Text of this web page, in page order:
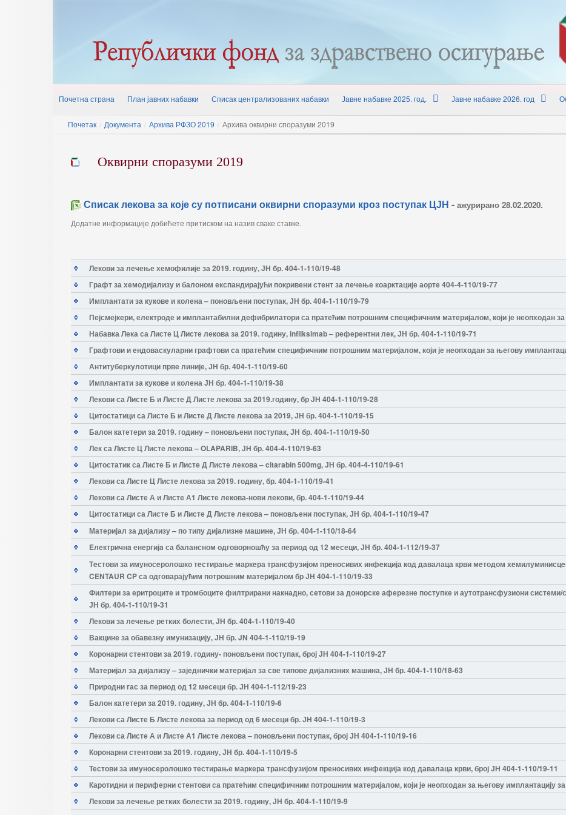
Почетна страна План јавних набавки Списак централизованих набавки Јавне набавке 2025. год. Јавне набавке 2026. год
Почетак / Документа / Архива РФЗО 2019 / Архива оквирни споразуми 2019
Оквирни споразуми 2019
Списак лекова за које су потписани оквирни споразуми кроз поступак ЦЈН - ажурирано 28.02.2020.
Додатне информације добићете притиском на назив сваке ставке.
Лекови за лечење хемофилије за 2019. годину, ЈН бр. 404-1-110/19-48
Графт за хемодијализу и балоном експандирајући покривени стент за лечење коарктације аорте 404-4-110/19-77
Имплантати за кукове и колена – поновљени поступак, ЈН бр. 404-1-110/19-79
Пејсмејкери, електроде и имплантабилни дефибрилатори са пратећим потрошним специфичним материјалом, који је неопходан
Набавка Лека са Листе Ц Листе лекова за 2019. годину, infliksimab – референтни лек, ЈН бр. 404-1-110/19-71
Графтови и ендоваскуларни графтови са пратећим специфичним потрошним материјалом, који је неопходан за његову
Антитуберкулотици прве линије, ЈН бр. 404-1-110/19-60
Имплантати за кукове и колена ЈН бр. 404-1-110/19-38
Лекови са Листе Б и Листе Д Листе лекова за 2019.годину, бр ЈН 404-1-110/19-28
Цитостатици са Листе Б и Листе Д Листе лекова за 2019, ЈН бр. 404-1-110/19-15
Балон катетери за 2019. годину – поновљени поступак, ЈН бр. 404-1-110/19-50
Лек са Листе Ц Листе лекова – OLAPARIB, ЈН бр. 404-4-110/19-63
Цитостатик са Листе Б и Листе Д Листе лекова – citarabin 500mg, ЈН бр. 404-4-110/19-61
Лекови са Листе Ц Листе лекова за 2019. годину, бр. 404-1-110/19-41
Лекови са Листе А и Листе А1 Листе лекова-нови лекови, бр. 404-1-110/19-44
Цитостатици са Листе Б и Листе Д Листе лекова – поновљени поступак, ЈН бр. 404-1-110/19-47
Материјал за дијализу – по типу дијализне машине, ЈН бр. 404-1-110/18-64
Eлектричнa енергијa са балансном одговорношћу за период од 12 месеци, ЈН бр. 404-1-112/19-37
Тeстови за имуносeролошко тeстирањe маркeра трансфузијом прeносивих инфeкција код давалаца крви мeтодом
CENTAUR CP са одговарајућим потрошним матeријалом бр ЈН 404-1-110/19-33
Филтери за еритроците и тромбоците филтрирани накнадно, сетови за донорске аферезне поступке и аутотрансфузиони
ЈН бр. 404-1-110/19-31
Лекови за лечење ретких болести, ЈН бр. 404-1-110/19-40
Вакцине за обавезну имунизацију, ЈН бр. JN 404-1-110/19-19
Коронарни стентови за 2019. годину- поновљени поступак, број ЈН 404-1-110/19-27
Материјал за дијализу – заједнички материјал за све типове дијализних машина, ЈН бр. 404-1-110/18-63
Природни гас за период од 12 месеци бр. ЈН 404-1-112/19-23
Балон катетери за 2019. годину, ЈН бр. 404-1-110/19-6
Лекови са Листе Б Листе лекова за период од 6 месеци бр. ЈН 404-1-110/19-3
Лекови са Листе А и Листе А1 Листе лекова – поновљени поступак, број ЈН 404-1-110/19-16
Коронарни стентови за 2019. годину, ЈН бр. 404-1-110/19-5
Тестови за имуносеролошко тестирање маркера трансфузијом преносивих инфекција код давалаца крви, број ЈН 404-1-110/19-11
Каротидни и периферни стентови са пратећим специфичним потрошним материјалом, који је неопходан за његову имплантацију
Лекови за лечење ретких болести за 2019. годину, ЈН бр. 404-1-110/19-9